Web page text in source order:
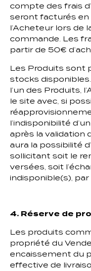
compte des frais
seront facturés en
l’Acheteur lors de
commande. Les
partir de 50€
Les Produits sont
stocks disponibles.
l’un des Produits,
le site avec, si
l’indisponibilité
après la validation
aura la possibilité
sollicitant soit le
versées, soit
indisponible(s), par
4. Réserve de
Les produits
propriété du
encaissement du
effective de